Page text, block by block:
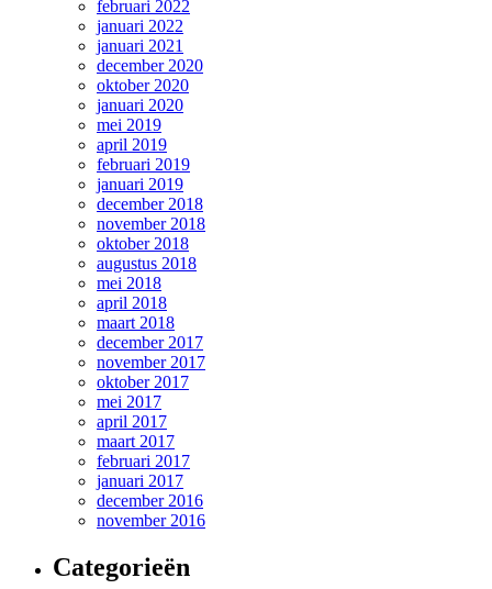
februari 2022
januari 2022
januari 2021
december 2020
oktober 2020
januari 2020
mei 2019
april 2019
februari 2019
januari 2019
december 2018
november 2018
oktober 2018
augustus 2018
mei 2018
april 2018
maart 2018
december 2017
november 2017
oktober 2017
mei 2017
april 2017
maart 2017
februari 2017
januari 2017
december 2016
november 2016
Categorieën